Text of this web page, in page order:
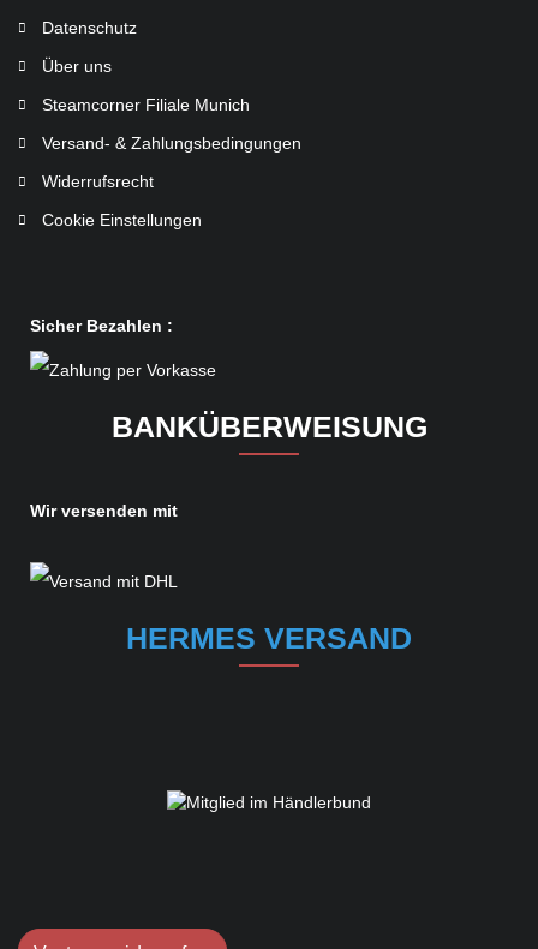
Datenschutz
Über uns
Steamcorner Filiale Munich
Versand- & Zahlungsbedingungen
Widerrufsrecht
Cookie Einstellungen
Sicher Bezahlen :
BANKÜBERWEISUNG
Wir versenden mit
HERMES VERSAND